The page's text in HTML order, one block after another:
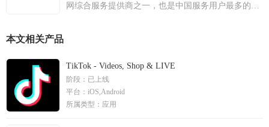
网综合服务提供商之一，也是中国服务用户最多的互
所主板公开上市（股票代号700）。
本文相关产品
TikTok - Videos, Shop & LIVE
阶段： 已上线
平台： iOS,Android
所属类型： 应用